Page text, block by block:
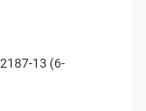
13 (6-